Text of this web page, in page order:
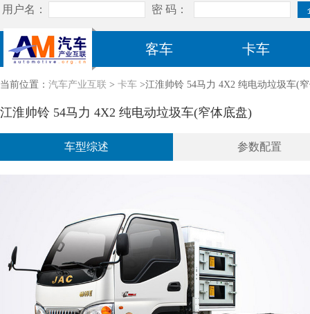
客车 卡车
当前位置： 汽车产业互联 > 卡车 >江淮帅铃 54马力 4X2 纯电动垃圾车(
江淮帅铃 54马力 4X2 纯电动垃圾车(窄体底盘)
车型综述 参数配置